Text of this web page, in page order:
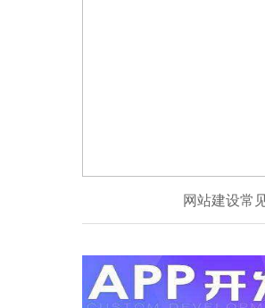
网站建设常